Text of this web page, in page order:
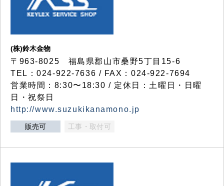
(株)鈴木金物
〒963-8025 福島県郡山市桑野5丁目15-6
TEL：024-922-7636 / FAX：024-922-7694
営業時間：8:30〜18:30 / 定休日：土曜日・日曜
日・祝祭日
http://www.suzukikanamono.jp
販売可 工事・取付可